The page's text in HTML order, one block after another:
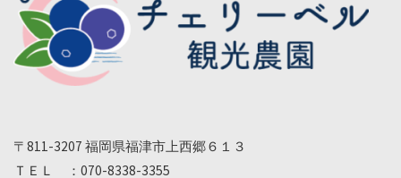
〒811-3207 福岡県福津市上西郷６１３
ＴＥＬ ：070-8338-3355